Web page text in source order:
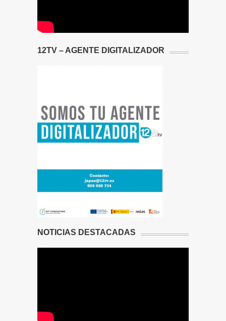
12TV – AGENTE DIGITALIZADOR
NOTICIAS DESTACADAS